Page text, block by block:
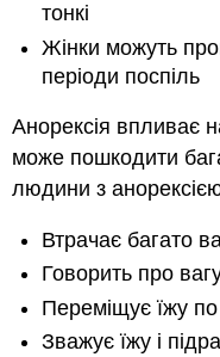
тонкі
Жінки можуть
періоди поспіль
Анорексія впливає
може пошкодити
людини з
Втрачає багато
Говорить про
Переміщує їжу по
Зважує їжу і